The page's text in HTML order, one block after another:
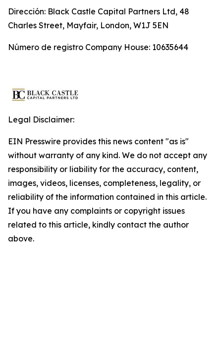
Dirección: Black Castle Capital Partners Ltd, 48
Charles Street, Mayfair, London, W1J 5EN
Número de registro Company House: 10635644
Legal Disclaimer:
EIN Presswire provides this news content "as is"
without warranty of any kind. We do not accept any
responsibility or liability for the accuracy, content,
images, videos, licenses, completeness, legality, or
reliability of the information contained in this article.
If you have any complaints or copyright issues
related to this article, kindly contact the author
above.